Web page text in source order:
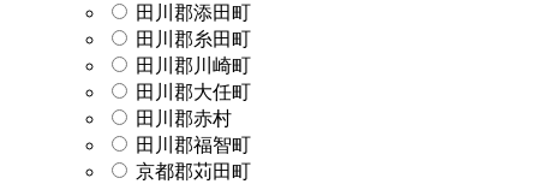
田川郡添田町
田川郡糸田町
田川郡川崎町
田川郡大任町
田川郡赤村
田川郡福智町
京都郡苅田町